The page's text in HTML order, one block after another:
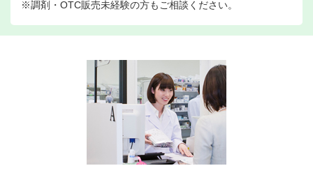
※調剤・OTC販売未経験の方もご相談ください。